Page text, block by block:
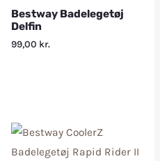
Bestway Badelegetøj
Delfin
99,00 kr.